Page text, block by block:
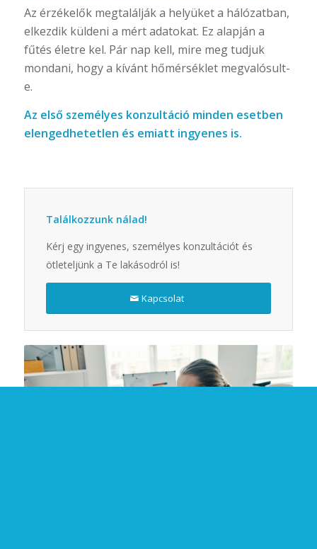
Az érzékelők megtalálják a helyüket a hálózatban,
elkezdik küldeni a mért adatokat. Ez alapján a
fűtés életre kel. Pár nap kell, mire meg tudjuk
mondani, hogy a kívánt hőmérséklet megvalósult-
e.
Az első személyes konzultáció minden esetben
elengedhetetlen és emiatt ingyenes is.
Találkozzunk nálad!
Kérj egy ingyenes, személyes konzultációt és
ötleteljünk a Te lakásodról is!
Kapcsolat
Balázs Csaba – ThinkingHome
2120 Dunakeszi, Szent László utca 3.
Telefon:+36 70 7734152
E-mail:hello@thinkinghome.hu
Adatkezelési irányelvek
Oldaltérkép
FACEBOOK OLDALUNK
2021-2025 © Copyright - ThinkingHome
Gondolkodó otthon
Megoldásaink Mennyibe kerül?
Hírek Kapcsolat